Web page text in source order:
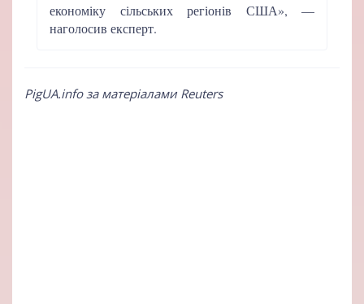
економіку сільських регіонів США», —
наголосив експерт.
PigUA.info за матеріалами Reuters